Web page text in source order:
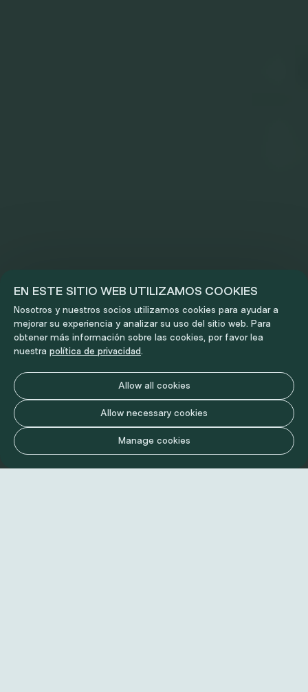
EN ESTE SITIO WEB UTILIZAMOS COOKIES
Nosotros y nuestros socios utilizamos cookies para ayudar a
mejorar su experiencia y analizar su uso del sitio web. Para
obtener más información sobre las cookies, por favor lea
nuestra política de privacidad.
Allow all cookies
Allow necessary cookies
Manage cookies